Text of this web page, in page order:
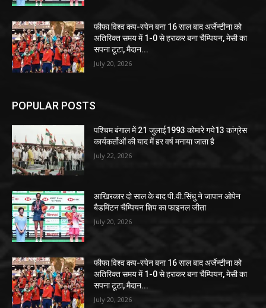
फीफा विश्व कप-स्पेन बना 16 साल बाद अर्जेन्टीना को
अतिरिक्त समय में 1-0 से हराकर बना चैम्पियन, मेसी का
सपना टूटा, मैदान...
July 20, 2026
POPULAR POSTS
पश्चिम बंगाल में 21 जुलाई1993 कोमारे गये13 कांग्रेस
कार्यकर्तोओं की याद में हर वर्ष मनाया जाता है
July 22, 2026
आखिरकार दो साल के बाद पी.वी.सिंधु ने जापान ओपेन
बैडमिंटन चैम्पियन शिप का फाइनल जीता
July 20, 2026
फीफा विश्व कप-स्पेन बना 16 साल बाद अर्जेन्टीना को
अतिरिक्त समय में 1-0 से हराकर बना चैम्पियन, मेसी का
सपना टूटा, मैदान...
July 20, 2026